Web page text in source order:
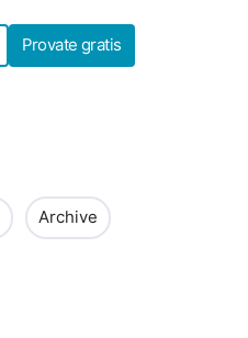
Provate gratis
Archive